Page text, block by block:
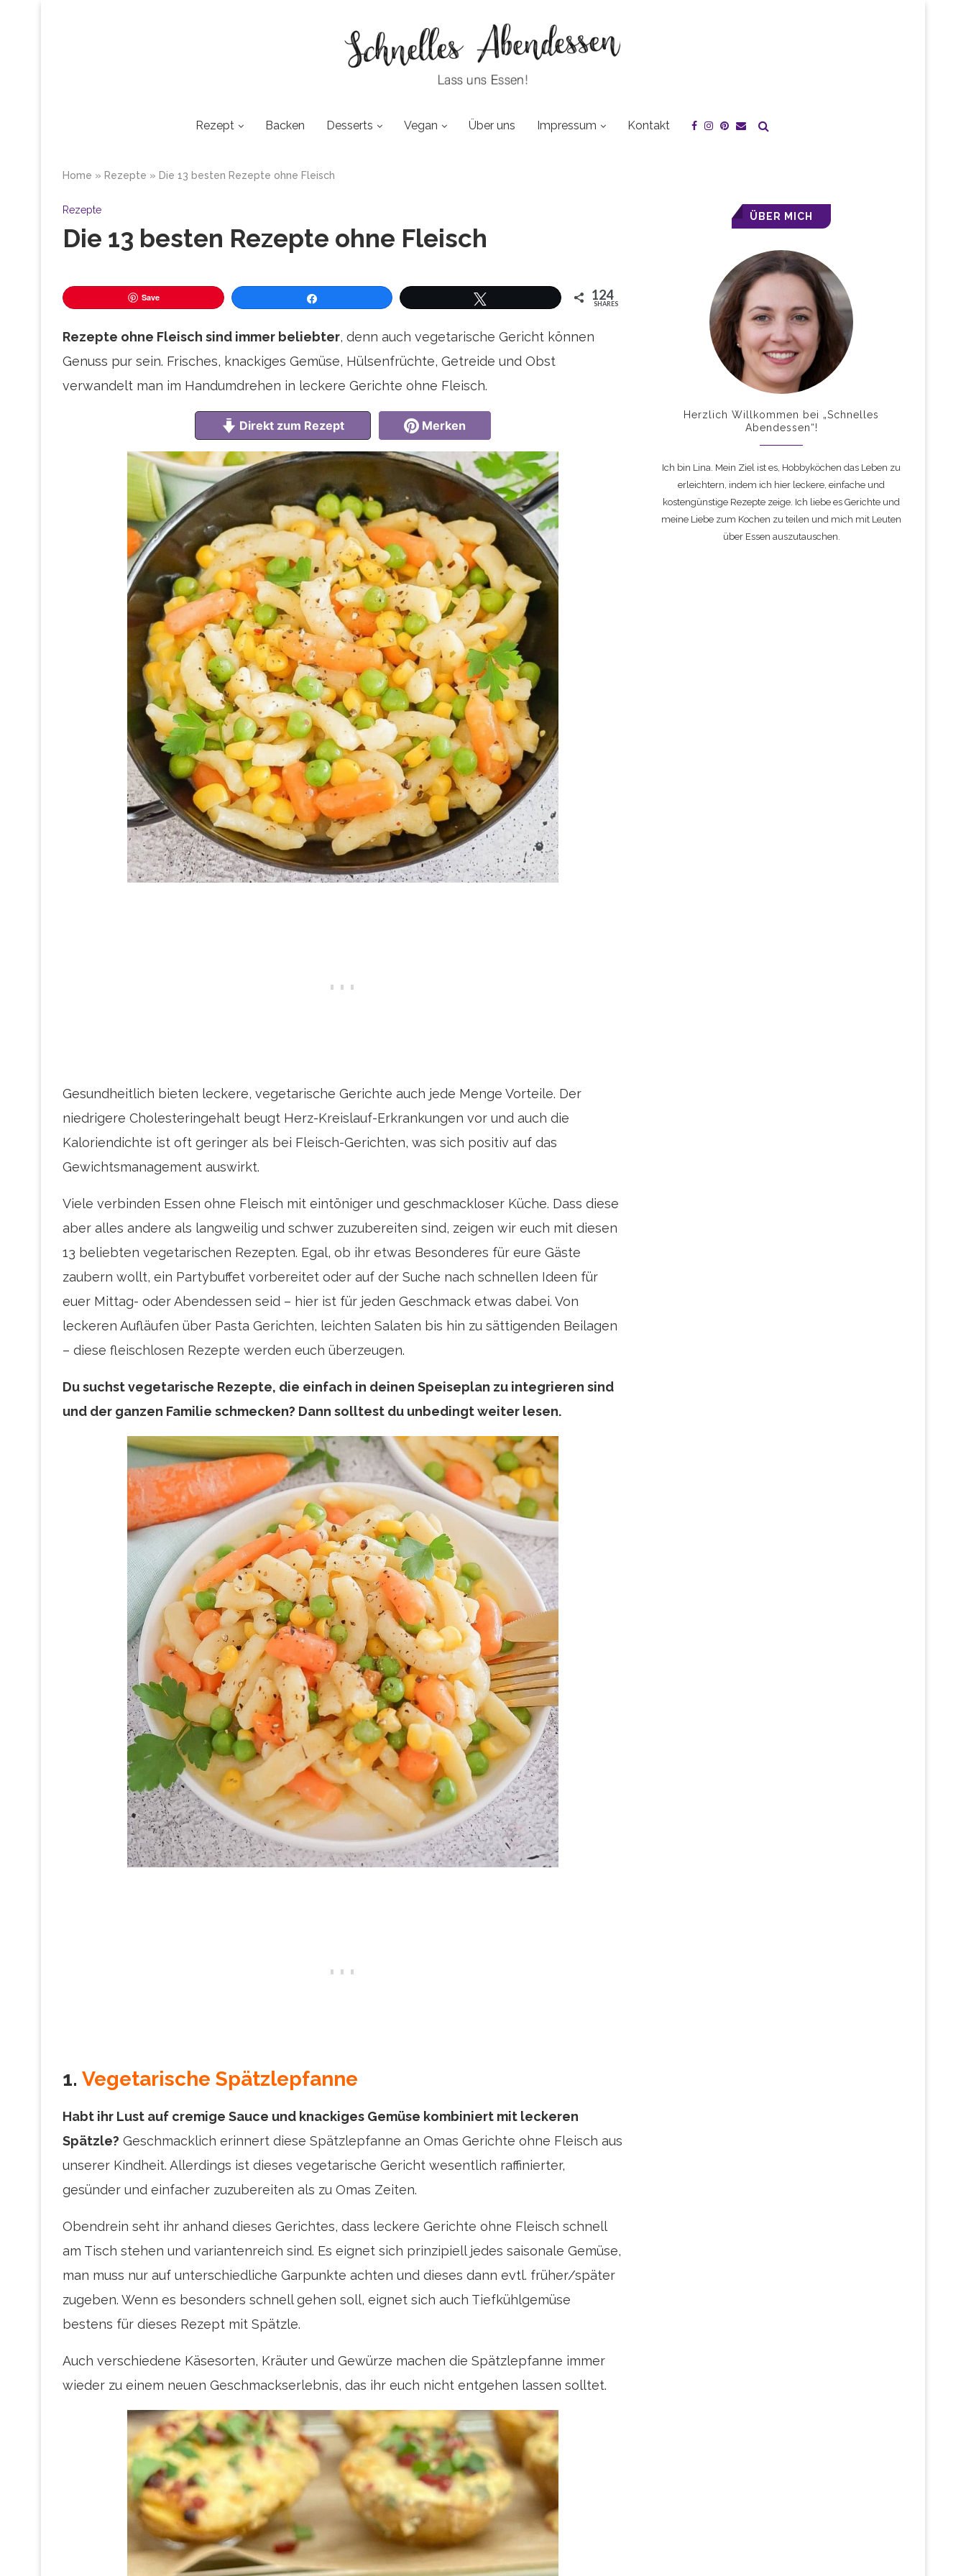
Rezept Backen Desserts Vegan Über uns Impressum Kontakt
Home » Rezepte » Die 13 besten Rezepte ohne Fleisch
Rezepte
Die 13 besten Rezepte ohne Fleisch
Save 124
SHARES
Rezepte ohne Fleisch sind immer beliebter, denn auch vegetarische Gericht können
Genuss pur sein. Frisches, knackiges Gemüse, Hülsenfrüchte, Getreide und Obst
verwandelt man im Handumdrehen in leckere Gerichte ohne Fleisch.
Direkt zum Rezept Merken
Gesundheitlich bieten leckere, vegetarische Gerichte auch jede Menge Vorteile. Der
niedrigere Cholesteringehalt beugt Herz-Kreislauf-Erkrankungen vor und auch die
Kaloriendichte ist oft geringer als bei Fleisch-Gerichten, was sich positiv auf das
Gewichtsmanagement auswirkt.
Viele verbinden Essen ohne Fleisch mit eintöniger und geschmackloser Küche. Dass diese
aber alles andere als langweilig und schwer zuzubereiten sind, zeigen wir euch mit diesen
13 beliebten vegetarischen Rezepten. Egal, ob ihr etwas Besonderes für eure Gäste
zaubern wollt, ein Partybuffet vorbereitet oder auf der Suche nach schnellen Ideen für
euer Mittag- oder Abendessen seid – hier ist für jeden Geschmack etwas dabei. Von
leckeren Aufläufen über Pasta Gerichten, leichten Salaten bis hin zu sättigenden Beilagen
– diese fleischlosen Rezepte werden euch überzeugen.
Du suchst vegetarische Rezepte, die einfach in deinen Speiseplan zu integrieren sind
und der ganzen Familie schmecken? Dann solltest du unbedingt weiter lesen.
1. Vegetarische Spätzlepfanne
Habt ihr Lust auf cremige Sauce und knackiges Gemüse kombiniert mit leckeren
Spätzle? Geschmacklich erinnert diese Spätzlepfanne an Omas Gerichte ohne Fleisch aus
unserer Kindheit. Allerdings ist dieses vegetarische Gericht wesentlich raffinierter,
gesünder und einfacher zuzubereiten als zu Omas Zeiten.
Obendrein seht ihr anhand dieses Gerichtes, dass leckere Gerichte ohne Fleisch schnell
am Tisch stehen und variantenreich sind. Es eignet sich prinzipiell jedes saisonale Gemüse,
man muss nur auf unterschiedliche Garpunkte achten und dieses dann evtl. früher/später
zugeben. Wenn es besonders schnell gehen soll, eignet sich auch Tiefkühlgemüse
bestens für dieses Rezept mit Spätzle.
Auch verschiedene Käsesorten, Kräuter und Gewürze machen die Spätzlepfanne immer
wieder zu einem neuen Geschmackserlebnis, das ihr euch nicht entgehen lassen solltet.
ÜBER MICH
Herzlich Willkommen bei „Schnelles
Abendessen“!
Ich bin Lina. Mein Ziel ist es, Hobbyköchen das Leben zu
erleichtern, indem ich hier leckere, einfache und
kostengünstige Rezepte zeige. Ich liebe es Gerichte und
meine Liebe zum Kochen zu teilen und mich mit Leuten
über Essen auszutauschen.